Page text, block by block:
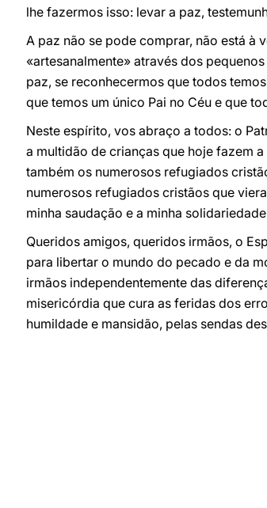
lhe fazermos isso: levar a paz,
A paz não se pode comprar, não está à
«artesanalmente» através dos
paz, se reconhecermos que todos
que temos um único Pai no Céu e que
Neste espírito, vos abraço a todos: o
a multidão de crianças que hoje fazem
também os numerosos refugiados
numerosos refugiados cristãos que
minha saudação e a minha
Queridos amigos, queridos irmãos, o
para libertar o mundo do pecado e da
irmãos independentemente das
misericórdia que cura as feridas dos
humildade e mansidão, pelas sendas